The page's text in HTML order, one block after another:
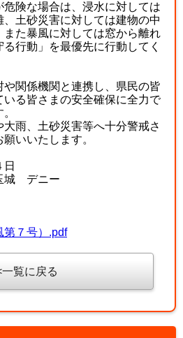
危険な場合は、浸水に対しては
、土砂災害に対しては建物の中
また暴風に対しては窓から離れ
行動」を最優先に行動してく
関係機関と連携し、県民の皆
いる皆さまの安全確保に全力で
雨、土砂災害等へ十分警戒さ
いいたします。
デニー
第７号）.pdf
一覧に戻る